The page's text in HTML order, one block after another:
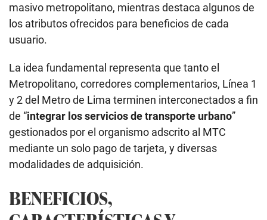
masivo metropolitano, mientras destaca algunos de
los atributos ofrecidos para beneficios de cada
usuario.
La idea fundamental representa que tanto el
Metropolitano, corredores complementarios, Línea 1
y 2 del Metro de Lima terminen interconectados a fin
de “integrar los servicios de transporte urbano”
gestionados por el organismo adscrito al MTC
mediante un solo pago de tarjeta, y diversas
modalidades de adquisición.
BENEFICIOS,